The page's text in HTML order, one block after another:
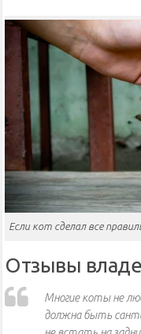
Если кот сделал все
Отзывы
Многие коты не
должна быть